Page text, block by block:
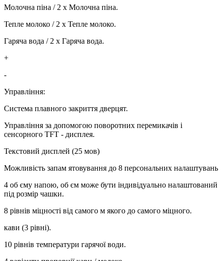
Молочна піна / 2 x Молочна піна.
Тепле молоко / 2 x Тепле молоко.
Гаряча вода / 2 x Гаряча вода.
+
-
Управління:
Система плавного закриття дверцят.
Управління за допомогою поворотних перемикачів і
сенсорного TFT - дисплея.
Текстовий дисплей (25 мов)
Можливість запам ятовування до 8 персональних налаштувань
4 об єму напою, об єм може бути індивідуально налаштований
під розмір чашки.
8 рівнів міцності від самого м якого до самого міцного.
кави (3 рівні).
10 рівнів температури гарячої води.